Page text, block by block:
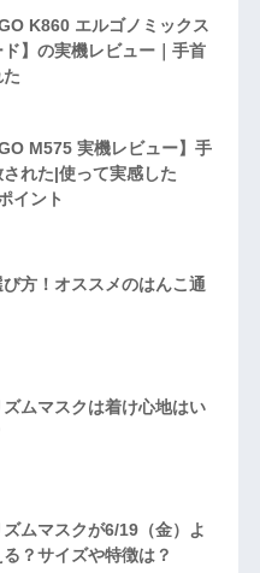
K860 エルゴノミックス
】の実機レビュー｜手首
M575 実機レビュー】手
れた|使って実感した
イント
方！オススメのはんこ通
ムマスクは着け心地はい
ムマスクが6/19（金）よ
？サイズや特徴は？